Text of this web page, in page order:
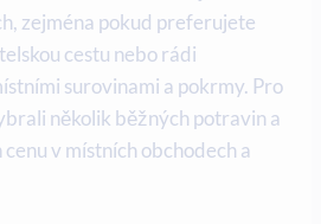
zejména pokud preferujete
cestu nebo rádi
surovinami a pokrmy. Pro
několik běžných potravin a
v místních obchodech a